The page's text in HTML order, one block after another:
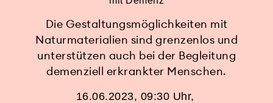
Die Gestaltungsmöglichkeiten mit
Naturmaterialien sind grenzenlos und
unterstützen auch bei der Begleitung
demenziell erkrankter Menschen.
16.06.2023, 09:30 Uhr